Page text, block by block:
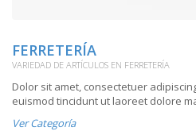
FERRETERÍA
VARIEDAD DE ARTÍCULOS EN FERRETERÍA
Dolor sit amet, consectetuer
euismod tincidunt ut laoreet dolore
Ver Categoría